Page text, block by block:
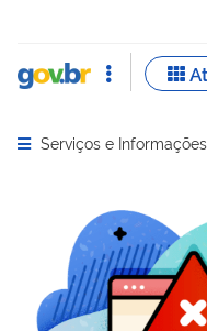
Abrir menu principal
Serviços e